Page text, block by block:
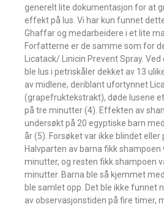
generelt lite dokumentasjon for at
effekt på lus. Vi har kun funnet
Ghaffar og medarbeidere i et lite
Forfatterne er de samme som for
Licatack/ Linicin Prevent Spray.
ble lus i petriskåler dekket av 13
av midlene, deriblant ufortynnet
(grapefruktekstrakt), døde lusene
på tre minutter (4). Effekten av
undersøkt på 20 egyptiske barn
år (5). Forsøket var ikke blindet eller
Halvparten av barna fikk
minutter, og resten fikk shampoen
minutter. Barna ble så kjemmet
ble samlet opp. Det ble ikke funnet
av observasjonstiden på fire timer,